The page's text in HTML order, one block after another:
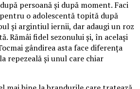
persoană și după moment. Faci
o adolescentă topită după
și argintiul iernii, dar adaugi un roz
Rămâi fidel sezonului și, în același
gândirea asta face diferența
repezeală și unul care chiar